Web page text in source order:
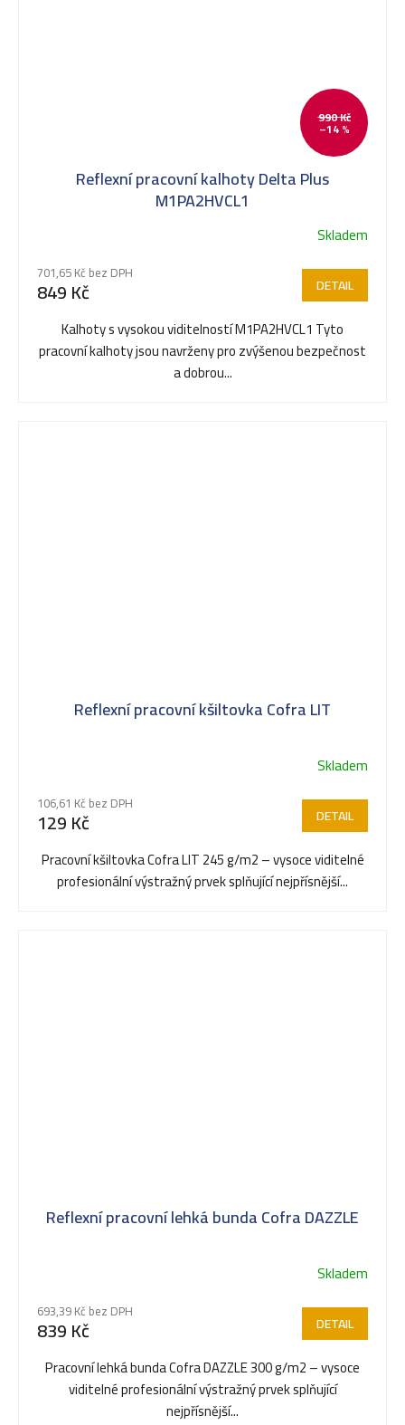
990 Kč
–14 %
Reflexní pracovní kalhoty Delta Plus
M1PA2HVCL1
hodnocení
produktu
je
z
Skladem
701,65 Kč bez DPH
849 Kč DETAIL
Kalhoty s vysokou viditelností M1PA2HVCL1 Tyto
pracovní kalhoty jsou navrženy pro zvýšenou bezpečnost
a dobrou...
Reflexní pracovní kšiltovka Cofra LIT
Skladem
106,61 Kč bez DPH
129 Kč DETAIL
Pracovní kšiltovka Cofra LIT 245 g/m2 – vysoce viditelné
profesionální výstražný prvek splňující nejpřísnější...
Reflexní pracovní lehká bunda Cofra DAZZLE
Skladem
693,39 Kč bez DPH
839 Kč DETAIL
Pracovní lehká bunda Cofra DAZZLE 300 g/m2 – vysoce
viditelné profesionální výstražný prvek splňující
nejpřísnější...